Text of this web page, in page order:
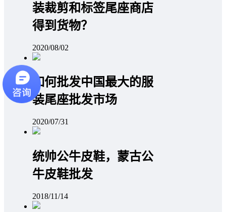
装裁剪和标签尾座商店
得到货物？
2020/08/02
如何批发中国最大的服
装尾座批发市场
2020/07/31
统帅公牛皮鞋，蒙古公
牛皮鞋批发
2018/11/14